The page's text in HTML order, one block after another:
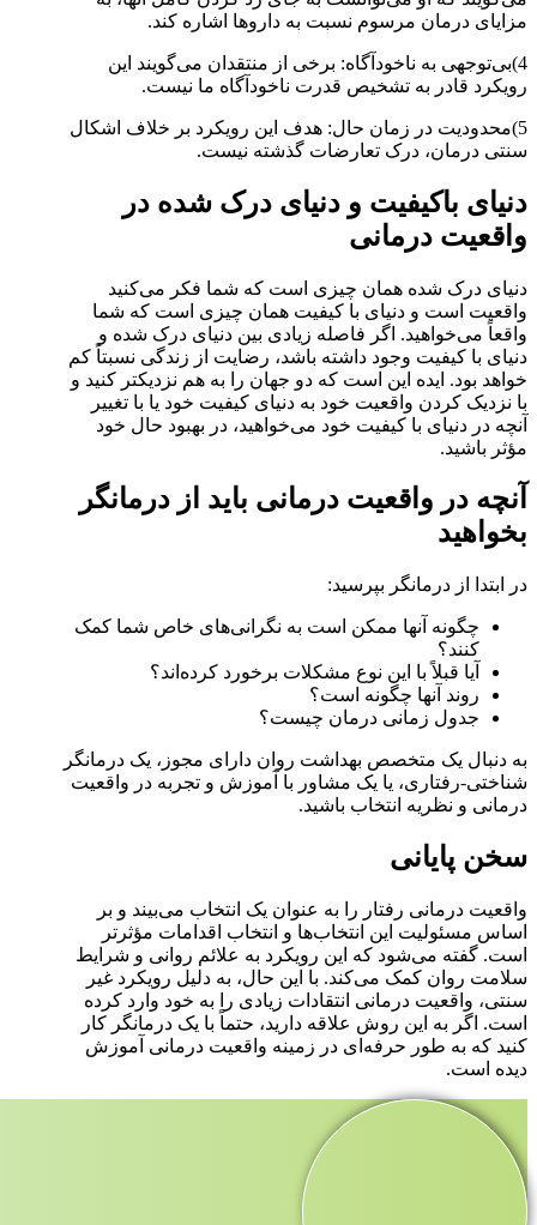
مزایای درمان مرسوم نسبت به داروها اشاره کند.
4)بی‌توجهی به ناخودآگاه: برخی از منتقدان می‌گویند این
رویکرد قادر به تشخیص قدرت ناخودآگاه ما نیست.
5)محدودیت در زمان حال: هدف این رویکرد بر خلاف اشکال
سنتی درمان، درک تعارضات گذشته نیست.
دنیای باکیفیت و دنیای درک شده در
واقعیت درمانی
دنیای درک شده همان چیزی است که شما فکر می‌کنید
واقعیت است و دنیای با کیفیت همان چیزی است که شما
واقعاً می‌خواهید. اگر فاصله زیادی بین دنیای درک شده و
دنیای با کیفیت وجود داشته باشد، رضایت از زندگی نسبتاً کم
خواهد بود. ایده این است که دو جهان را به هم نزدیکتر کنید و
با نزدیک کردن واقعیت خود به دنیای کیفیت خود یا با تغییر
آنچه در دنیای با کیفیت خود می‌خواهید، در بهبود حال خود
مؤثر باشید.
آنچه در واقعیت درمانی باید از درمانگر
بخواهید
در ابتدا از درمانگر بپرسید:
چگونه آنها ممکن است به نگرانی‌های خاص شما کمک
کنند؟
آیا قبلاً با این نوع مشکلات برخورد کرده‌اند؟
روند آنها چگونه است؟
جدول زمانی درمان چیست؟
به دنبال یک متخصص بهداشت روان دارای مجوز، یک درمانگر
شناختی-رفتاری، یا یک مشاور با آموزش و تجربه در واقعیت
درمانی و نظریه انتخاب باشید.
سخن پایانی
واقعیت درمانی رفتار را به عنوان یک انتخاب می‌بیند و بر
اساس مسئولیت این انتخاب‌ها و انتخاب اقدامات مؤثرتر
است. گفته می‌شود که این رویکرد به علائم روانی و شرایط
سلامت روان کمک می‌کند. با این حال، به دلیل رویکرد غیر
سنتی، واقعیت درمانی انتقادات زیادی را به خود وارد کرده
است. اگر به این روش علاقه دارید، حتماً با یک درمانگر کار
کنید که به طور حرفه‌ای در زمینه واقعیت درمانی آموزش
دیده است.